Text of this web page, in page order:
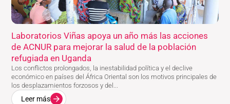
Laboratorios Viñas apoya un año más las acciones
de ACNUR para mejorar la salud de la población
refugiada en Uganda
Los conflictos prolongados, la inestabilidad política y el declive
económico en países del África Oriental son los motivos principales de
los desplazamientos forzosos y del...
Leer más